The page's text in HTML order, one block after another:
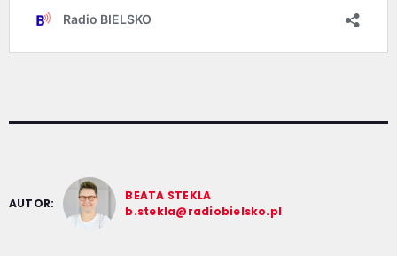
AUTOR:
BEATA STEKLA
b.stekla@radiobielsko.pl